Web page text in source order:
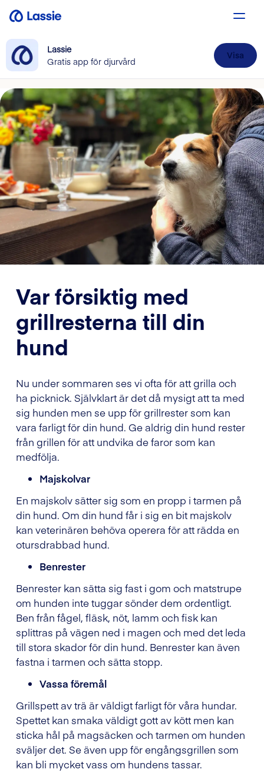
Lassie
Gratis app för djurvård
Visa
Var försiktig med
grillresterna till din
hund
Nu under sommaren ses vi ofta för att grilla och
ha picknick. Självklart är det då mysigt att ta med
sig hunden men se upp för grillrester som kan
vara farligt för din hund. Ge aldrig din hund rester
från grillen för att undvika de faror som kan
medfölja.
Majskolvar
En majskolv sätter sig som en propp i tarmen på
din hund. Om din hund får i sig en bit majskolv
kan veterinären behöva operera för att rädda en
otursdrabbad hund.
Benrester
Benrester kan sätta sig fast i gom och matstrupe
om hunden inte tuggar sönder dem ordentligt.
Ben från fågel, fläsk, nöt, lamm och fisk kan
splittras på vägen ned i magen och med det leda
till stora skador för din hund. Benrester kan även
fastna i tarmen och sätta stopp.
Vassa föremål
Grillspett av trä är väldigt farligt för våra hundar.
Spettet kan smaka väldigt gott av kött men kan
sticka hål på magsäcken och tarmen om hunden
sväljer det. Se även upp för engångsgrillen som
kan bli mycket vass om hundens tassar.